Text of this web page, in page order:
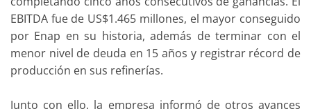
EBITDA fue de US$1.465 millones, el mayor conseguido
por Enap en su historia, además de terminar con el
menor nivel de deuda en 15 años y registrar récord de
producción en sus refinerías.
Junto con ello, la empresa informó de otros avances